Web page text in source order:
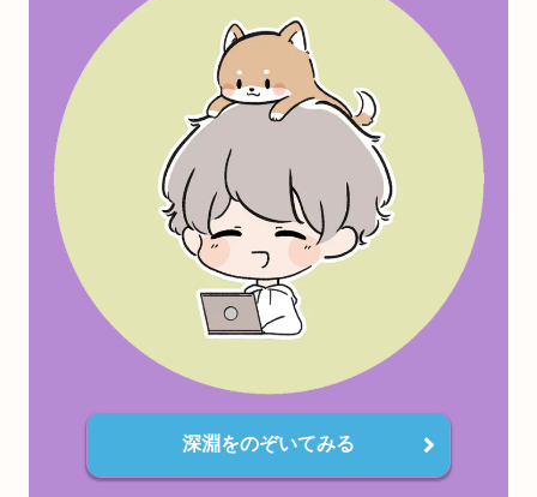
＜KeyWord🔑＞
脳科学/神経生理心理学/生体医工学/ゲーミフィケーション/
タラクティブアート/知育教育/医療/ヘルスケア etc..
一番好きな生体情報はEEG（脳波）です。
夢は 心身を最高の状態に昇華させるインタラクティブアー
構築。
＜Computer Skills💻＞
・インタラクティブCG制作
・マイコン電子工作
・3Dプリンタ（CAD）
・3DCGモデリング
深淵をのぞいてみる